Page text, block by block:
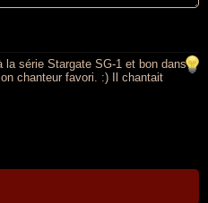
la série Stargate SG-1 et bon dans
chanteur favori. :) Il chantait